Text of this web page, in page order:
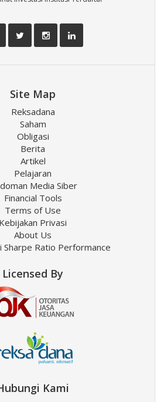
Site Map
Reksadana
Saham
Obligasi
Berita
Artikel
Pelajaran
Media Siber
Financial Tools
Terms of Use
Kebijakan Privasi
About Us
Ratio Performance
Licensed By
Kami